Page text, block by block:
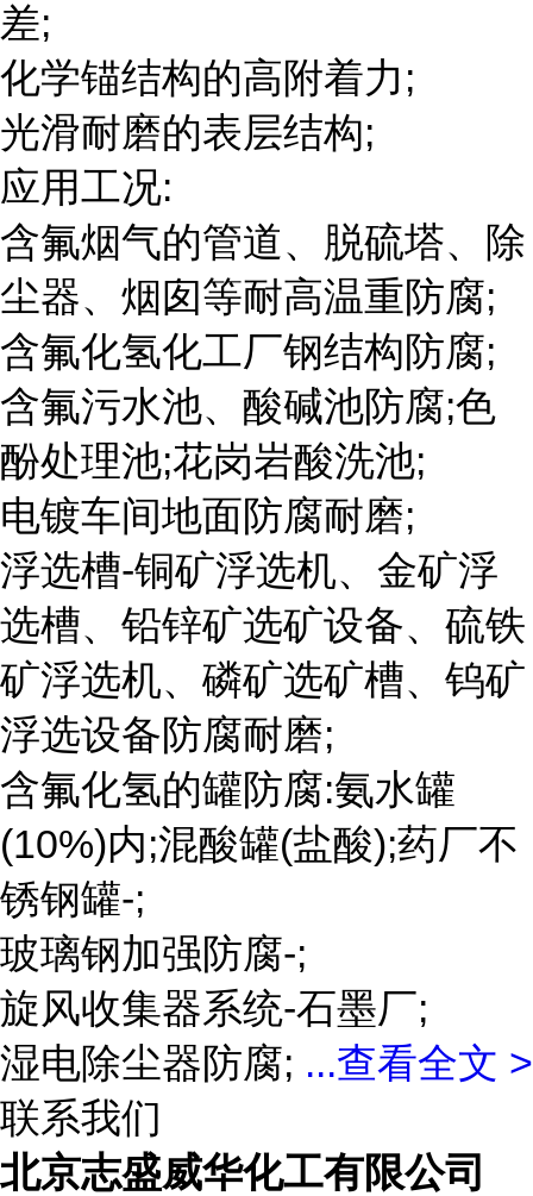
差;
化学锚结构的高附着力;
光滑耐磨的表层结构;
应用工况:
含氟烟气的管道、脱硫塔、除
尘器、烟囱等耐高温重防腐;
含氟化氢化工厂钢结构防腐;
含氟污水池、酸碱池防腐;色
酚处理池;花岗岩酸洗池;
电镀车间地面防腐耐磨;
浮选槽-铜矿浮选机、金矿浮
选槽、铅锌矿选矿设备、硫铁
矿浮选机、磷矿选矿槽、钨矿
浮选设备防腐耐磨;
含氟化氢的罐防腐:氨水罐
(10%)内;混酸罐(盐酸);药厂不
锈钢罐-;
玻璃钢加强防腐-;
旋风收集器系统-石墨厂;
湿电除尘器防腐; ...查看全文 >
联系我们
北京志盛威华化工有限公司